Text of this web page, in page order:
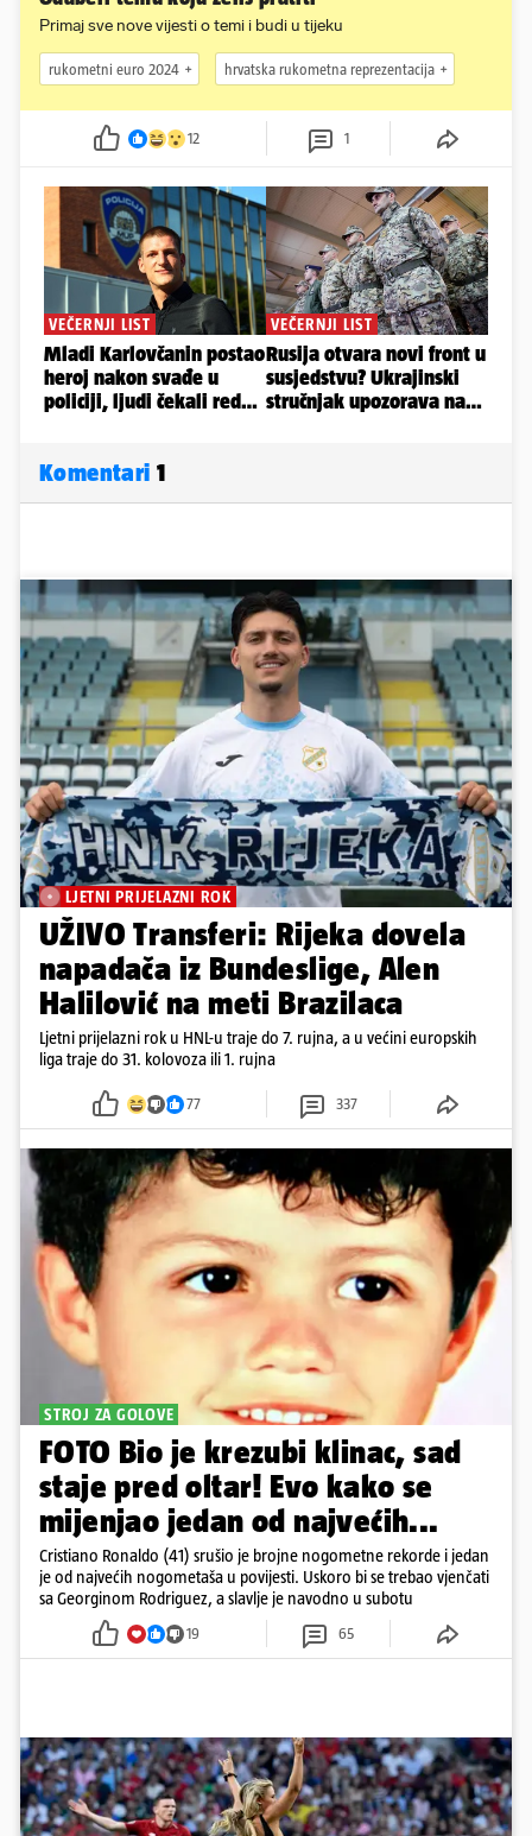
Primaj sve nove vijesti o temi i budi u tijeku
rukometni euro 2024 hrvatska rukometna reprezentacija
12 1
Komentari 1
LJETNI PRIJELAZNI ROK
UŽIVO Transferi: Rijeka dovela
napadača iz Bundeslige, Alen
Halilović na meti Brazilaca
Ljetni prijelazni rok u HNL-u traje do 7. rujna, a u većini europskih
liga traje do 31. kolovoza ili 1. rujna
77 337
STROJ ZA GOLOVE
FOTO Bio je krezubi klinac, sad
staje pred oltar! Evo kako se
mijenjao jedan od najvećih...
Cristiano Ronaldo (41) srušio je brojne nogometne rekorde i jedan
je od najvećih nogometaša u povijesti. Uskoro bi se trebao vjenčati
sa Georginom Rodriguez, a slavlje je navodno u subotu
19 65